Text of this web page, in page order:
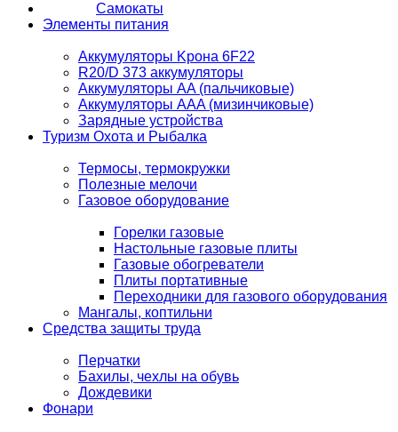
Самокаты
Элементы питания
Аккумуляторы Kрона 6F22
R20/D 373 аккумуляторы
Аккумуляторы AA (пальчиковые)
Аккумуляторы AAA (мизинчиковые)
Зарядные устройства
Туризм Охота и Рыбалка
Термосы, термокружки
Полезные мелочи
Газовое оборудование
Горелки газовые
Настольные газовые плиты
Газовые обогреватели
Плиты портативные
Переходники для газового оборудования
Мангалы, коптильни
Средства защиты труда
Перчатки
Бахилы, чехлы на обувь
Дождевики
Фонари